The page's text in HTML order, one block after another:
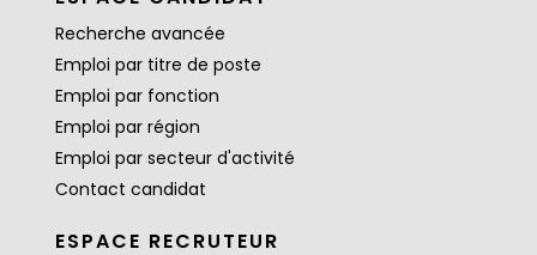
Recherche avancée
Emploi par titre de poste
Emploi par fonction
Emploi par région
Emploi par secteur d'activité
Contact candidat
ESPACE RECRUTEUR